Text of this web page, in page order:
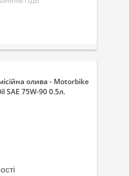
олива - Motorbike
SAE 75W-90 0.5л.